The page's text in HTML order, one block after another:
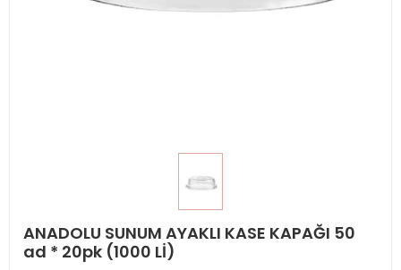
ANADOLU SUNUM AYAKLI KASE KAPAĞI 50
ad * 20pk (1000 Lİ)